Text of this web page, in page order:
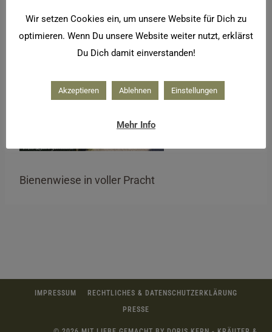
Bienenwiese in voller Pracht
IMPRESSUM
RECHTLICHES & DATENSCHUTZERKLÄRUNG
PRESSE
Wir setzen Cookies ein, um unsere Website für Dich zu
optimieren. Wenn Du unsere Website weiter nutzt, erklärst
Du Dich damit einverstanden!
Akzeptieren Ablehnen Einstellungen
Mehr Info